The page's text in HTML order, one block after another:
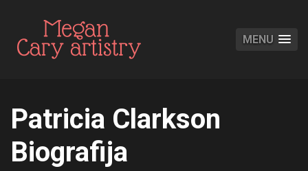
MENU
Patricia Clarkson
Biografija